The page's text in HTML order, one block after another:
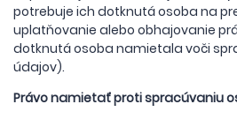
potrebuje ich dotknutá osoba na
uplatňovanie alebo obhajovanie
dotknutá osoba namietala voči
údajov).
Právo namietať proti spracúvaniu